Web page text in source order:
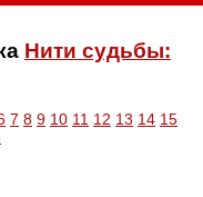
Нити судьбы:
7 8 9 10 11 12 13 14 15